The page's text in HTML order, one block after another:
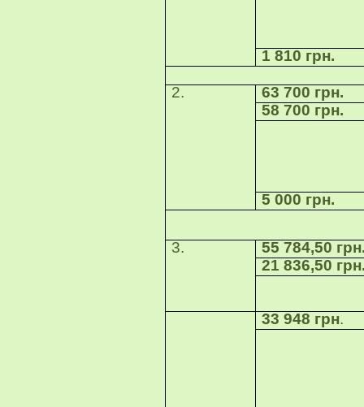
1 810 грн.
2.
63 700 грн.
58 700 грн.
5 000 грн.
3.
55 784,50
21 836,50
33 948 грн.